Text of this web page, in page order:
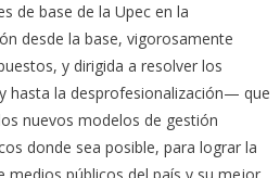
de base de la Upec en la
desde la base, vigorosamente
y dirigida a resolver los
hasta la desprofesionalización— que
nuevos modelos de gestión
donde sea posible, para lograr la